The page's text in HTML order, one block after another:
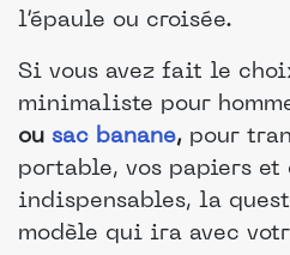
l’épaule ou croisée.
Si vous avez fait le
minimaliste pour
ou sac banane, pour
portable, vos papiers et
indispensables, la
modèle qui ira avec